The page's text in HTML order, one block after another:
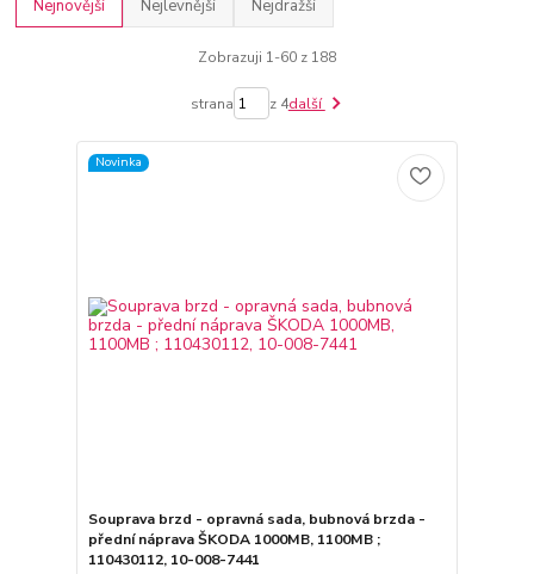
Nejnovější Nejlevnější Nejdražší
Zobrazuji 1-60 z 188
strana z 4další
Novinka
Souprava brzd - opravná sada, bubnová brzda -
přední náprava ŠKODA 1000MB, 1100MB ;
110430112, 10-008-7441